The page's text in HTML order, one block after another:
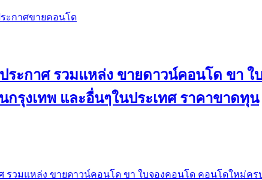
ะกาศขายคอนโด
ระกาศ รวมแหล่ง ขายดาวน์คอนโด ขา
รุงเทพ และอื่นๆในประเทศ ราคาขาดทุน
รวมแหล่ง ขายดาวน์คอนโด ขา ใบจองคอนโด คอนโดใหม่ค